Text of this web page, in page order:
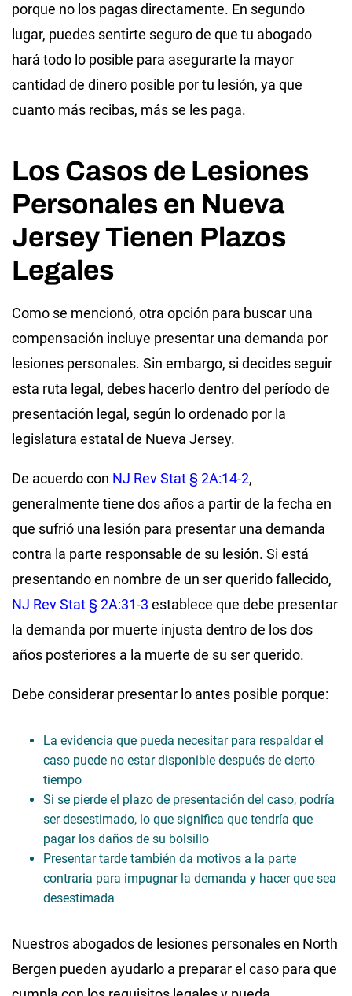
porque no los pagas directamente. En segundo
lugar, puedes sentirte seguro de que tu abogado
hará todo lo posible para asegurarte la mayor
cantidad de dinero posible por tu lesión, ya que
cuanto más recibas, más se les paga.
Los Casos de Lesiones
Personales en Nueva
Jersey Tienen Plazos
Legales
Como se mencionó, otra opción para buscar una
compensación incluye presentar una demanda por
lesiones personales. Sin embargo, si decides seguir
esta ruta legal, debes hacerlo dentro del período de
presentación legal, según lo ordenado por la
legislatura estatal de Nueva Jersey.
De acuerdo con NJ Rev Stat § 2A:14-2,
generalmente tiene dos años a partir de la fecha en
que sufrió una lesión para presentar una demanda
contra la parte responsable de su lesión. Si está
presentando en nombre de un ser querido fallecido,
NJ Rev Stat § 2A:31-3 establece que debe presentar
la demanda por muerte injusta dentro de los dos
años posteriores a la muerte de su ser querido.
Debe considerar presentar lo antes posible porque:
La evidencia que pueda necesitar para respaldar el
caso puede no estar disponible después de cierto
tiempo
Si se pierde el plazo de presentación del caso, podría
ser desestimado, lo que significa que tendría que
pagar los daños de su bolsillo
Presentar tarde también da motivos a la parte
contraria para impugnar la demanda y hacer que sea
desestimada
Nuestros abogados de lesiones personales en North
Bergen pueden ayudarlo a preparar el caso para que